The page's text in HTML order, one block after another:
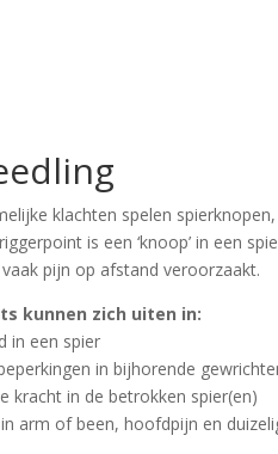
klachten spelen
is een ‘knoop’ in een
pijn op afstand veroorzaakt.
kunnen zich uiten in:
in een spier
in bijhorende
kracht in de betrokken spier(en)
arm of been, hoofdpijn en